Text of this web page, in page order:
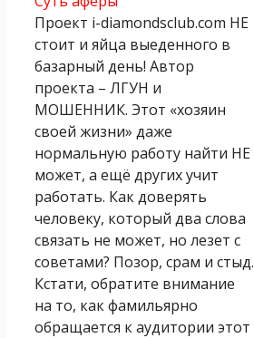
Проект i-diamondsclub.com НЕ
стоит и яйца выеденного в
базарный день! Автор
проекта – ЛГУН и
МОШЕННИК. Этот «хозяин
своей жизни» даже
нормальную работу найти НЕ
может, а ещё других учит
работать. Как доверять
человеку, который два слова
связать не может, но лезет с
советами? Позор, срам и стыд.
Кстати, обратите внимание
на то, как фамильярно
обращается к аудитории этот